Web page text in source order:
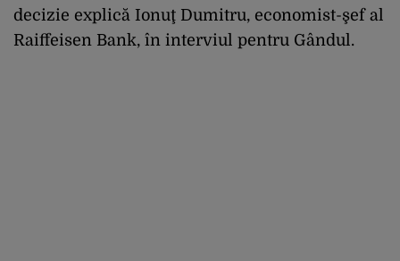
decizie explică Ionuţ Dumitru, economist-şef al
Raiffeisen Bank, în interviul pentru Gândul.